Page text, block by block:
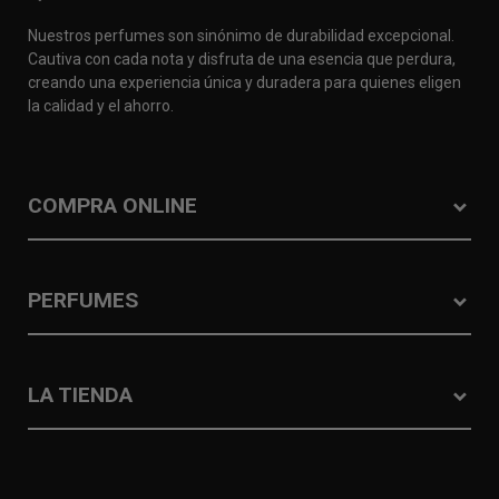
Nuestros perfumes son sinónimo de durabilidad excepcional.
Cautiva con cada nota y disfruta de una esencia que perdura,
creando una experiencia única y duradera para quienes eligen
la calidad y el ahorro.
COMPRA ONLINE
PERFUMES
LA TIENDA